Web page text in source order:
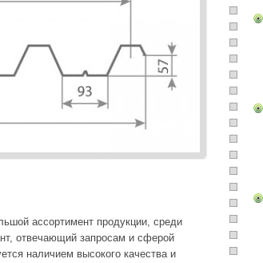
ассортимент продукции, среди
отвечающий запросам и сферой
наличием высокого качества и